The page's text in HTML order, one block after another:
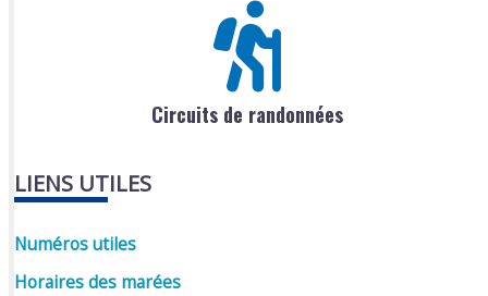
Circuits de randonnées
LIENS UTILES
Numéros utiles
Horaires des marées